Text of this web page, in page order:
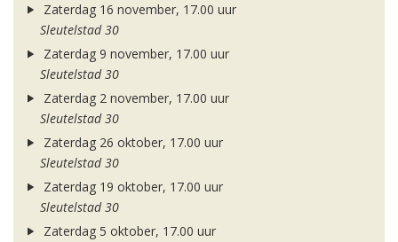
Zaterdag 16 november, 17.00 uur
Sleutelstad 30
Zaterdag 9 november, 17.00 uur
Sleutelstad 30
Zaterdag 2 november, 17.00 uur
Sleutelstad 30
Zaterdag 26 oktober, 17.00 uur
Sleutelstad 30
Zaterdag 19 oktober, 17.00 uur
Sleutelstad 30
Zaterdag 5 oktober, 17.00 uur